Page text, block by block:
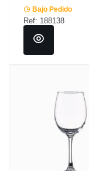
Bajo Pedido
Ref: 188138